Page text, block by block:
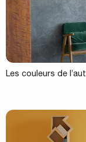
Les couleurs de